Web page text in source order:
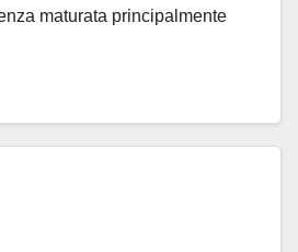
maturata principalmente